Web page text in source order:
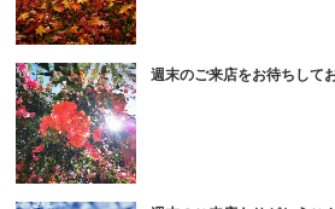
週末のご来店をお待ちして